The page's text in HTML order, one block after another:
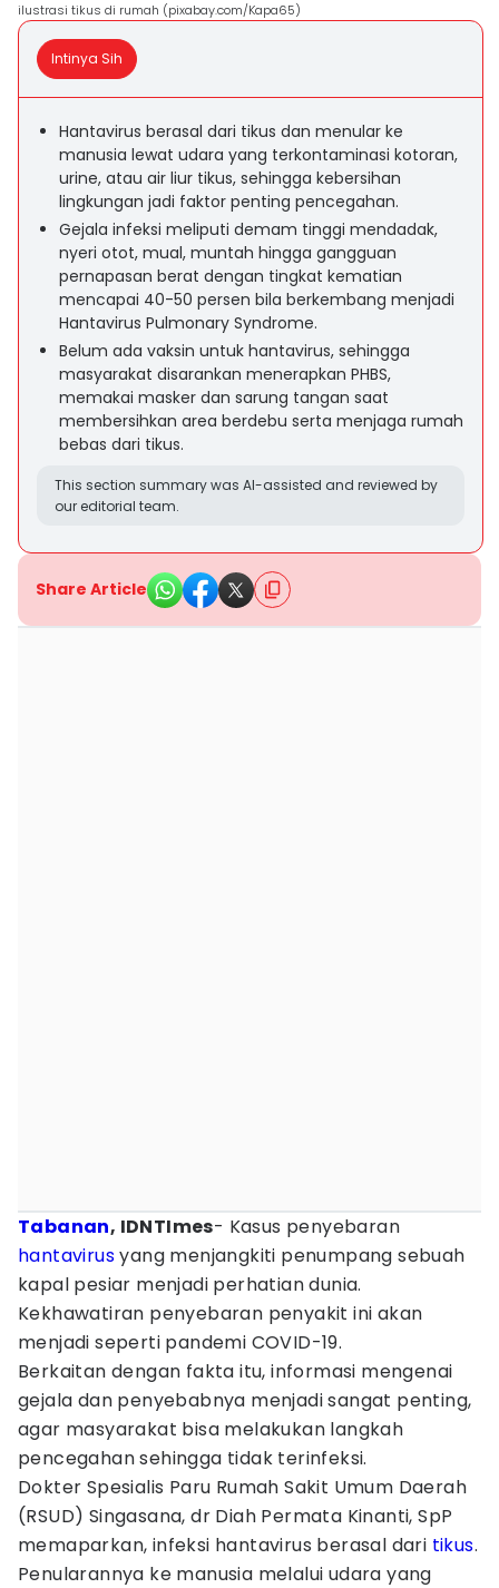
ilustrasi tikus di rumah (pixabay.com/Kapa65)
Intinya Sih
Hantavirus berasal dari tikus dan menular ke
manusia lewat udara yang terkontaminasi kotoran,
urine, atau air liur tikus, sehingga kebersihan
lingkungan jadi faktor penting pencegahan.
Gejala infeksi meliputi demam tinggi mendadak,
nyeri otot, mual, muntah hingga gangguan
pernapasan berat dengan tingkat kematian
mencapai 40-50 persen bila berkembang menjadi
Hantavirus Pulmonary Syndrome.
Belum ada vaksin untuk hantavirus, sehingga
masyarakat disarankan menerapkan PHBS,
memakai masker dan sarung tangan saat
membersihkan area berdebu serta menjaga rumah
bebas dari tikus.
This section summary was AI-assisted and reviewed by
our editorial team.
Share Article
Tabanan, IDNTImes- Kasus penyebaran
hantavirusyang menjangkiti penumpang sebuah
kapal pesiar menjadi perhatian dunia.
Kekhawatiran penyebaran penyakit ini akan
menjadi seperti pandemi COVID-19.
Berkaitan dengan fakta itu, informasi mengenai
gejala dan penyebabnya menjadi sangat penting,
agar masyarakat bisa melakukan langkah
pencegahan sehingga tidak terinfeksi.
Dokter Spesialis Paru Rumah Sakit Umum Daerah
(RSUD) Singasana, dr Diah Permata Kinanti, SpP
memaparkan, infeksi hantavirus berasal dari tikus.
Penularannya ke manusia melalui udara yang